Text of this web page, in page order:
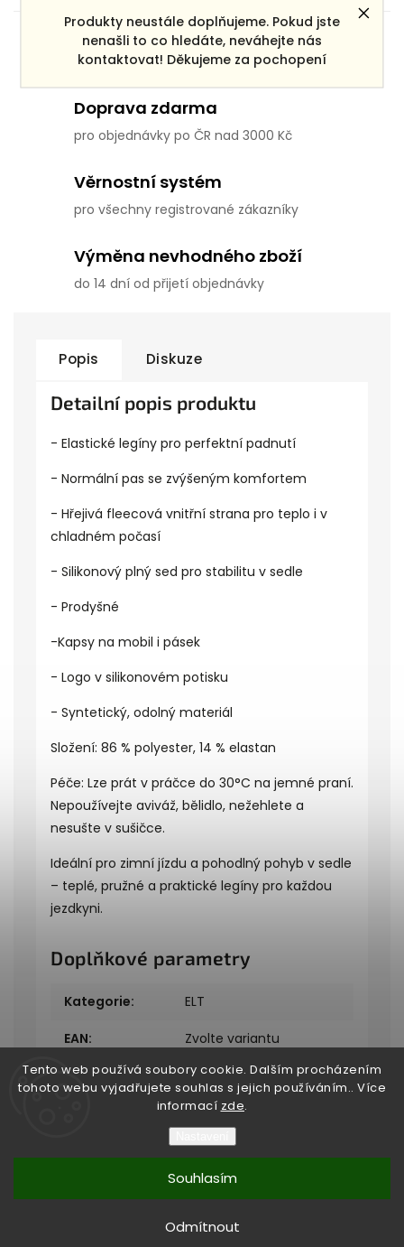
Tento web používá soubory cookie. Dalším procházením
tohoto webu vyjadřujete souhlas s jejich používáním.. Více
informací zde.
Odmítnout
Souhlasím
Produkty neustále doplňujeme. Pokud jste
nenašli to co hledáte, neváhejte nás
kontaktovat! Děkujeme za pochopení
Dárek zdarma
ke každé objednávce
Doprava zdarma
pro objednávky po ČR nad 3000 Kč
Věrnostní systém
pro všechny registrované zákazníky
Výměna nevhodného zboží
do 14 dní od přijetí objednávky
Popis Diskuze
Detailní popis produktu
- Elastické legíny pro perfektní padnutí
- Normální pas se zvýšeným komfortem
- Hřejivá fleecová vnitřní strana pro teplo i v
chladném počasí
- Silikonový plný sed pro stabilitu v sedle
- Prodyšné
-Kapsy na mobil i pásek
- Logo v silikonovém potisku
- Syntetický, odolný materiál
Složení: 86 % polyester, 14 % elastan
Péče: Lze prát v práčce do 30°C na jemné praní.
Nepoužívejte aviváž, bělidlo, nežehlete a
nesušte v sušičce.
Ideální pro zimní jízdu a pohodlný pohyb v sedle
– teplé, pružné a praktické legíny pro každou
jezdkyni.
Doplňkové parametry
Kategorie: ELT
EAN: Zvolte variantu
Vytvořil Shoptet
Copyright 2026Bukefalos. Všechna práva vyhrazena.
Shoptet| Design